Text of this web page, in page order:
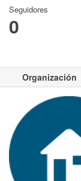
Seguidores
0
Organización